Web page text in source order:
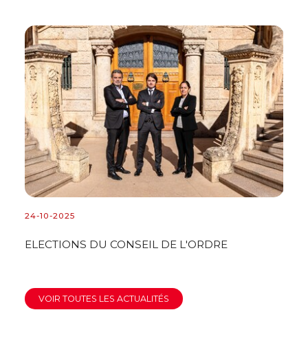
24-10-2025
ELECTIONS DU CONSEIL DE L'ORDRE
VOIR TOUTES LES ACTUALITÉS